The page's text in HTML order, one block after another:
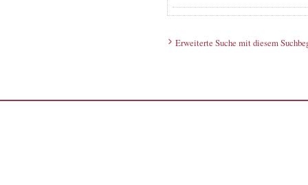
Erweiterte Suche mit diesem